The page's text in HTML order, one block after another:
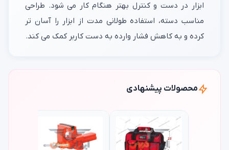
ابزار در دست و کنترل بهتر هنگام کار می‌ شود. طراحی
مناسب دسته، استفاده طولانی‌ مدت از ابزار را آسان‌ تر
کرده و به کاهش فشار وارده به دست کاربر کمک می‌ کند.
محصولات پیشنهادی